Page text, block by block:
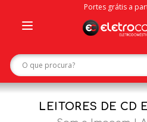
Portes grátis a
navigation
LEITORES DE CD